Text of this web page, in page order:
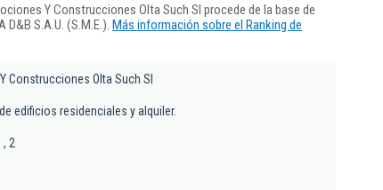
Y Construcciones Olta Such Sl procede de la base de
S.A.U. (S.M.E.). Más información sobre el Ranking de
Construcciones Olta Such Sl
edificios residenciales y alquiler.
, 2